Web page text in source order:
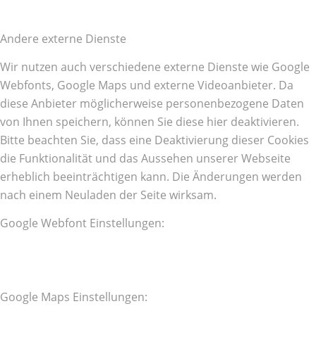
Andere externe Dienste
Wir nutzen auch verschiedene externe Dienste wie Google
Webfonts, Google Maps und externe Videoanbieter. Da
diese Anbieter möglicherweise personenbezogene Daten
von Ihnen speichern, können Sie diese hier deaktivieren.
Bitte beachten Sie, dass eine Deaktivierung dieser Cookies
die Funktionalität und das Aussehen unserer Webseite
erheblich beeinträchtigen kann. Die Änderungen werden
nach einem Neuladen der Seite wirksam.
Google Webfont Einstellungen:
Google Maps Einstellungen: